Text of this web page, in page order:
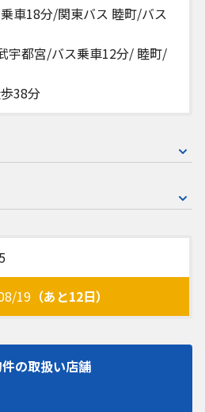
車18分/関東バス 睦町/バス
宇都宮/バス乗車12分/ 睦町/
38分
19 （あと12日）
の取扱い店舗